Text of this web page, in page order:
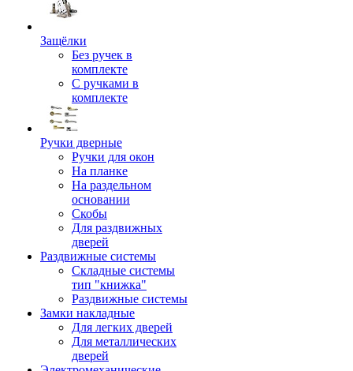
Защёлки
Без ручек в
комплекте
С ручками в
комплекте
Ручки дверные
Ручки для окон
На планке
На раздельном
основании
Скобы
Для раздвижных
дверей
Раздвижные системы
Складные системы
тип "книжка"
Раздвижные системы
Замки накладные
Для легких дверей
Для металлических
дверей